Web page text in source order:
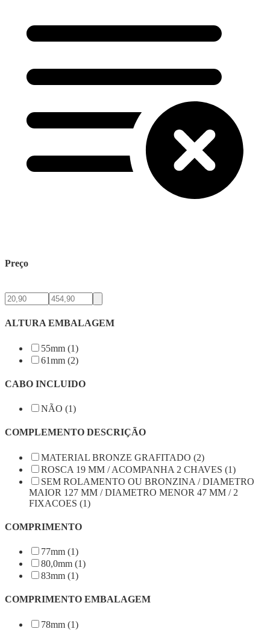
Preço
ALTURA EMBALAGEM
55mm (1)
61mm (2)
CABO INCLUIDO
NÃO (1)
COMPLEMENTO DESCRIÇÃO
MATERIAL BRONZE GRAFITADO (2)
ROSCA 19 MM / ACOMPANHA 2 CHAVES (1)
SEM ROLAMENTO OU BRONZINA / DIAMETRO
MAIOR 127 MM / DIAMETRO MENOR 47 MM / 2
FIXACOES (1)
COMPRIMENTO
77mm (1)
80,0mm (1)
83mm (1)
COMPRIMENTO EMBALAGEM
78mm (1)